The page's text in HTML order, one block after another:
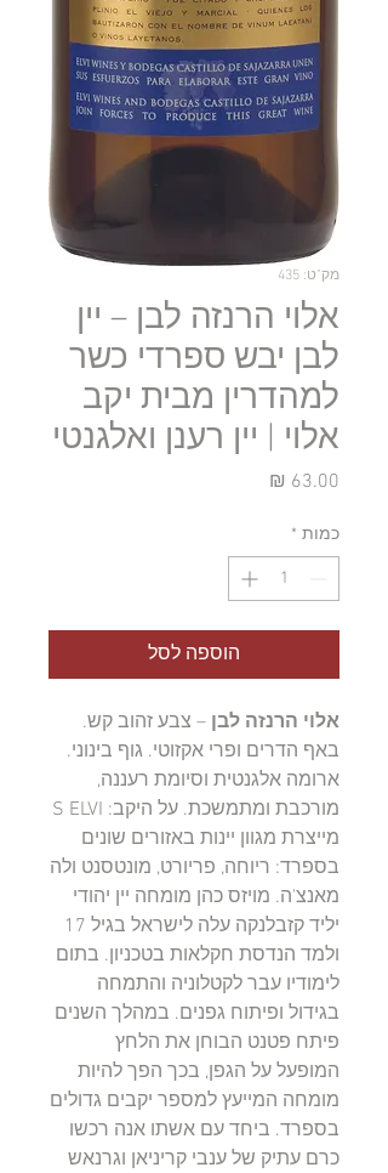
מק"ט: 435
אלוי הרנזה לבן – יין
לבן יבש ספרדי כשר
למהדרין מבית יקב
אלוי | יין רענן ואלגנטי
כמות *
הוספה לסל
אלוי הרנזה לבן – צבע זהוב קש.
באף הדרים ופרי אקזוטי. גוף בינוני.
ארומה אלגנטית וסיומת רעננה,
מורכבת ומתמשכת. על היקב: S ELVI
מייצרת מגוון יינות באזורים שונים
בספרד: ריוחה, פריורט, מונטסנט ולה
מאנצ'ה. מויזס כהן מומחה יין יהודי
יליד קזבלנקה עלה לישראל בגיל 17
ולמד הנדסת חקלאות בטכניון. בתום
לימודיו עבר לקטלוניה והתמחה
בגידול ופיתוח גפנים. במהלך השנים
פיתח פטנט הבוחן את הלחץ
המופעל על הגפן, בכך הפך להיות
מומחה המייעץ למספר יקבים גדולים
בספרד. ביחד עם אשתו אנה רכשו
כרם עתיק של ענבי קריניאן וגרנאש